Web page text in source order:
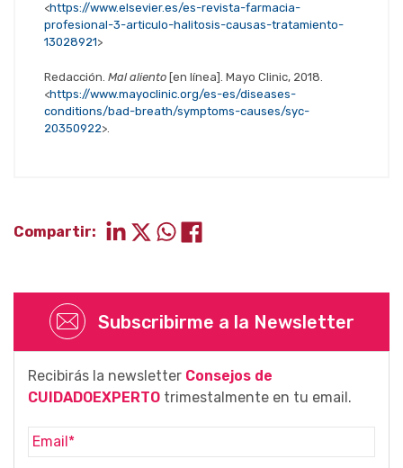
<https://www.elsevier.es/es-revista-farmacia-
profesional-3-articulo-halitosis-causas-tratamiento-
13028921>
Redacción. Mal aliento [en línea]. Mayo Clinic, 2018.
<https://www.mayoclinic.org/es-es/diseases-
conditions/bad-breath/symptoms-causes/syc-
20350922>.
Compartir:
Subscribirme a la Newsletter
Recibirás la newsletter Consejos de
CUIDADOEXPERTO trimestalmente en tu email.